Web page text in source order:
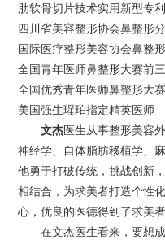
肋软骨切片技术实用新型专
四川省美容整形协会鼻整形
国际医疗整形美容协会鼻整
全国青年医师鼻整形大赛前
全国优秀青年医师鼻整形大
美国强生瑆珀指定精英医师
文杰医生从事整形美容
神经学、自体脂肪移植学、
他勇于打破传统，挑战创新
相结合，为求美者打造个性
心，优良的医德得到了求美
在文杰医生看来，要想